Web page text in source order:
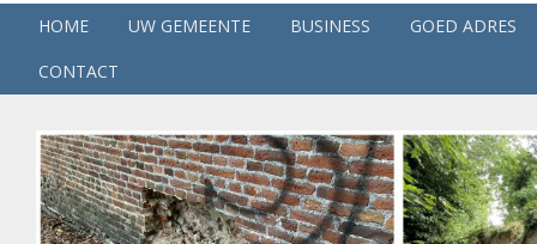
HOME UW GEMEENTE BUSINESS
GOED ADRES
CONTACT